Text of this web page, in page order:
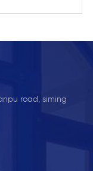
road, siming